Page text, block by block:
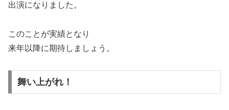
出演になりました。
このことが実績となり
来年以降に期待しましょう。
舞い上がれ！